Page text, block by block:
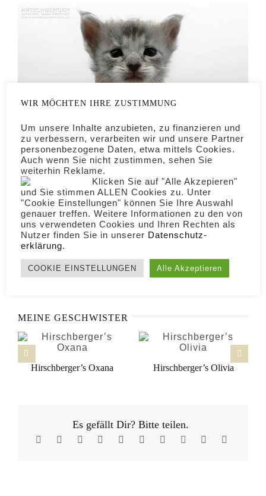
Omega – 3 Wochen – 370g
Omega – 1 Woche – 192g
Omega – 1 Tag – 85g
MEINE GESCHWISTER
Hirschberger’s Oxana Hirschberger’s Olivia
Es gefällt Dir? Bitte teilen.
WIR MÖCHTEN IHRE ZUSTIMMUNG
Um unsere Inhalte anzubieten, zu finanzieren und
zu verbessern, verarbeiten wir und unsere Partner
personenbezogene Daten, etwa mittels Cookies.
Auch wenn Sie nicht zustimmen, sehen Sie
weiterhin Reklame.
Klicken Sie auf "Alle Akzepieren"
und Sie stimmen ALLEN Cookies zu. Unter
"Cookie Einstellungen" können Sie Ihre Auswahl
genauer treffen. Weitere Informationen zu den von
uns verwendeten Cookies und Ihren Rechten als
Nutzer finden Sie in unserer Daten­schutz­
erklärung.
COOKIE EINSTELLUNGEN Alle Akzeptieren